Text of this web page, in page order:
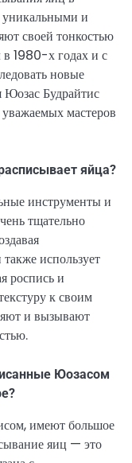
уникальными и
своей тонкостью
1980-х годах и с
новые
Будрайтис
мастеров
яйца?
инструменты и
тщательно
использует
роспись и
к своим
и вызывают
Юозасом
имеют большое
яиц — это